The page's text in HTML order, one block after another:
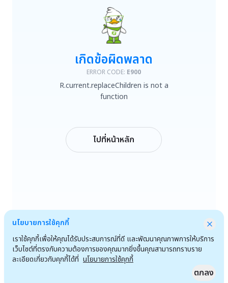
R.current.replaceChildren is not a function
เกิดข้อผิดพลาด
ERROR CODE: E900
R.current.replaceChildren is not a
function
ไปที่หน้าหลัก
นโยบายการใช้คุกกี้
เราใช้คุกกี้เพื่อให้คุณได้รับประสบการณ์ที่ดี และพัฒนาคุณภาพการให้บริการ
เว็บไซต์ที่ตรงกับความต้องการของคุณมากยิ่งขึ้นคุณสามารถทราบราย
ละเอียดเกี่ยวกับคุกกี้ได้ที่ นโยบายการใช้คุกกี้
ตกลง